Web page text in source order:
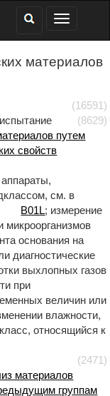
материалов
(16591)
(8629)
путем
свойств
аппараты,
см. в
B01L; измерение
основания на
диагностические
выхлопных газов
при
величин или
влажности,
относящийся к
(2471)
материалов
группам